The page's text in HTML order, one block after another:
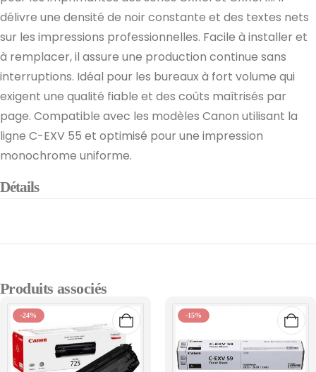
délivre une densité de noir constante et des textes nets
sur les impressions professionnelles. Facile à installer et
à remplacer, il assure une production continue sans
interruptions. Idéal pour les bureaux à fort volume qui
exigent une qualité fiable et des coûts maîtrisés par
page. Compatible avec les modèles Canon utilisant la
ligne C-EXV 55 et optimisé pour une impression
monochrome uniforme.
Détails
Produits associés
-24% -15%